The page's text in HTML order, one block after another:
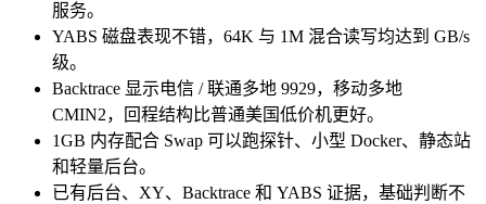
服务。
YABS 磁盘表现不错，64K 与 1M 混合读写均达到 GB/s
级。
Backtrace 显示电信 / 联通多地 9929，移动多地
CMIN2，回程结构比普通美国低价机更好。
1GB 内存配合 Swap 可以跑探针、小型 Docker、静态站
和轻量后台。
已有后台、XY、Backtrace 和 YABS 证据，基础判断不